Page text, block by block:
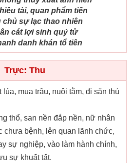
tài, quan phẩm tiến
chủ sự lạc thao nhiên
cát lợi sinh quý tử
danh khán tổ tiên
Trực: Thu
lúa, mua trâu, nuôi tằm, đi săn thú
thổ, san nền đắp nền, nữ nhân
chưa bệnh, lên quan lãnh chức,
sự nghiệp, vào làm hành chính,
sự khuất tất.